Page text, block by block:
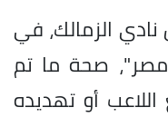
الزمالك، في
مصر"، صحة ما تم
أو تهديده